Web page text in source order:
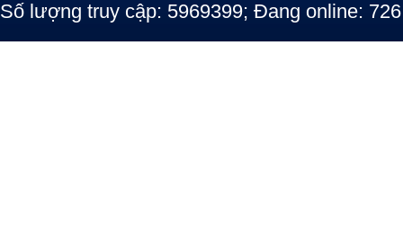
Số lượng truy cập: 5969399; Đang online: 726